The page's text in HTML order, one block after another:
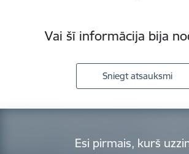
Vai šī informācija bija
Sniegt atsauksmi
Esi pirmais, kurš